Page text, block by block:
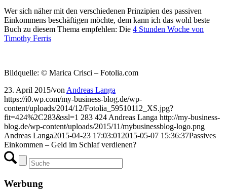
Wer sich näher mit den verschiedenen Prinzipien des passiven
Einkommens beschäftigen möchte, dem kann ich das wohl beste
Buch zu diesem Thema empfehlen: Die 4 Stunden Woche von
Timothy Ferris
Bildquelle: © Marica Crisci – Fotolia.com
23. April 2015/von Andreas Langa
https://i0.wp.com/my-business-blog.de/wp-
content/uploads/2014/12/Fotolia_59510112_XS.jpg?
fit=424%2C283&ssl=1 283 424 Andreas Langa http://my-business-
blog.de/wp-content/uploads/2015/11/mybusinessblog-logo.png
Andreas Langa2015-04-23 17:03:01 2015-05-07 15:36:37Passives
Einkommen – Geld im Schlaf verdienen?
Werbung